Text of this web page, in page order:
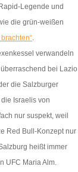
Legende und
die grün-weißen
.
verwandeln
bei Lazio
die Salzburger
Israelis von
nur suspekt, weil
Red Bull-Konzept nur
heißt immer
UFC Maria Alm.